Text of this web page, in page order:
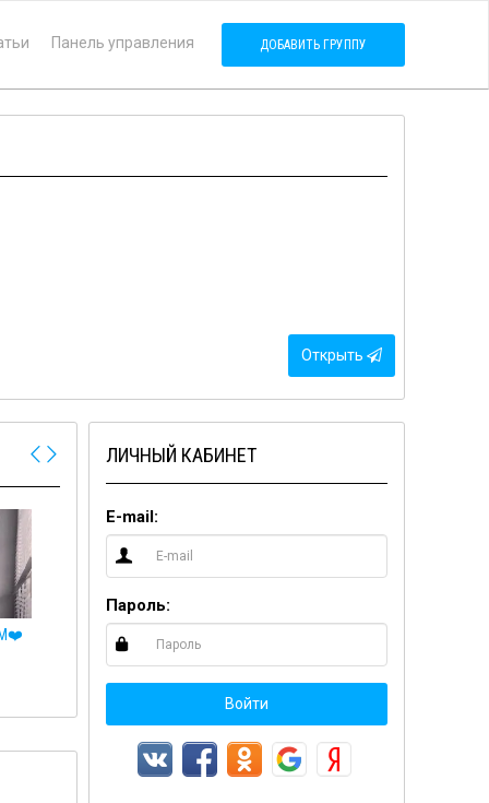
Панель управления ДОБАВИТЬ ГРУППУ
Открыть
❤️Клубничка❤️
ЛИЧНЫЙ КАБИНЕТ
E-mail:
Пароль:
Войти